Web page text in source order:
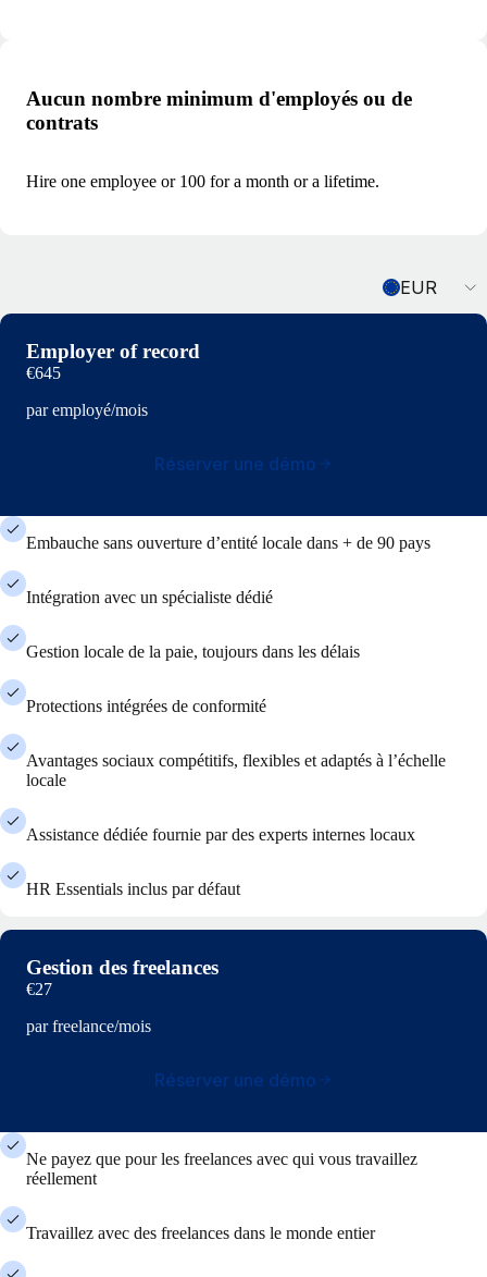
Aucun nombre minimum d'employés ou de
contrats
Hire one employee or 100 for a month or a lifetime.
EUR
Employer of record
€645
par employé/mois
Réserver une démo
Embauche sans ouverture d’entité locale dans + de 90 pays
Intégration avec un spécialiste dédié
Gestion locale de la paie, toujours dans les délais
Protections intégrées de conformité
Avantages sociaux compétitifs, flexibles et adaptés à l’échelle
locale
Assistance dédiée fournie par des experts internes locaux
HR Essentials inclus par défaut
Gestion des freelances
€27
par freelance/mois
Réserver une démo
Ne payez que pour les freelances avec qui vous travaillez
réellement
Travaillez avec des freelances dans le monde entier